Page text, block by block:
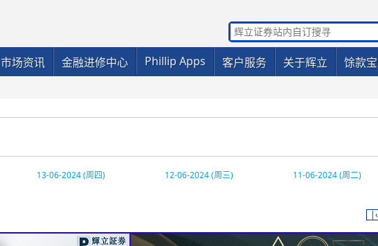
市场资讯 金融进修中心 Phillip Apps 客户服务 关于辉立 馀款宝
13-06-2024 (周四) 12-06-2024 (周三) 11-06-2024 (周二)
|‹